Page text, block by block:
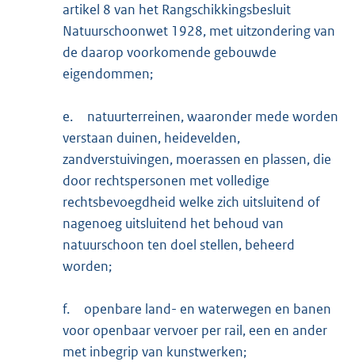
artikel 8 van het Rangschikkingsbesluit
Natuurschoonwet 1928, met uitzondering van
de daarop voorkomende gebouwde
eigendommen;
e.
natuurterreinen, waaronder mede worden
verstaan duinen, heidevelden,
zandverstuivingen, moerassen en plassen, die
door rechtspersonen met volledige
rechtsbevoegdheid welke zich uitsluitend of
nagenoeg uitsluitend het behoud van
natuurschoon ten doel stellen, beheerd
worden;
f.
openbare land- en waterwegen en banen
voor openbaar vervoer per rail, een en ander
met inbegrip van kunstwerken;